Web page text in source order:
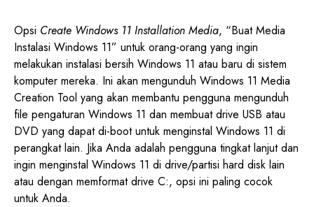
Opsi Create Windows 11 Installation Media, “Buat Media
Instalasi Windows 11” untuk orang-orang yang ingin
melakukan instalasi bersih Windows 11 atau baru di sistem
komputer mereka. Ini akan mengunduh Windows 11 Media
Creation Tool yang akan membantu pengguna mengunduh
file pengaturan Windows 11 dan membuat drive USB atau
DVD yang dapat di-boot untuk menginstal Windows 11 di
perangkat lain. Jika Anda adalah pengguna tingkat lanjut dan
ingin menginstal Windows 11 di drive/partisi hard disk lain
atau dengan memformat drive C:, opsi ini paling cocok
untuk Anda.